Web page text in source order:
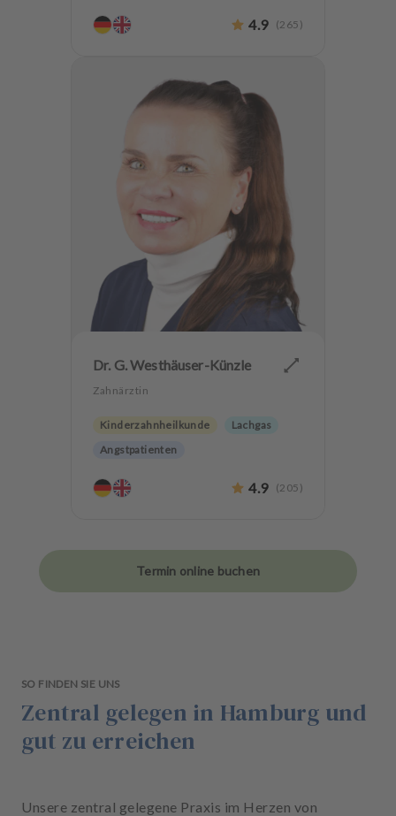
4.9 (265 )
Dr. G. Westhäuser-Künzle
Zahnärztin
Kinderzahnheilkunde
Lachgas
Angstpatienten
4.9 (205 )
Termin online buchen
SO FINDEN SIE UNS
Zentral gelegen in Hamburg und
gut zu erreichen
Unsere zentral gelegene Praxis im Herzen von